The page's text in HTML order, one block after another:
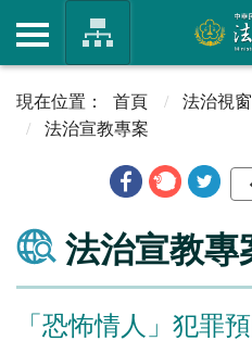
首頁 法治視窗
法治宣教專案
法治宣教專
「恐怖情人」犯罪